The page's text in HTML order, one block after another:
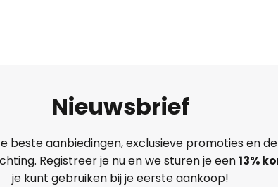
Nieuwsbrief
beste aanbiedingen, exclusieve promoties en
Registreer je nu en we sturen je een13%
je kunt gebruiken bij je eerste aankoop!